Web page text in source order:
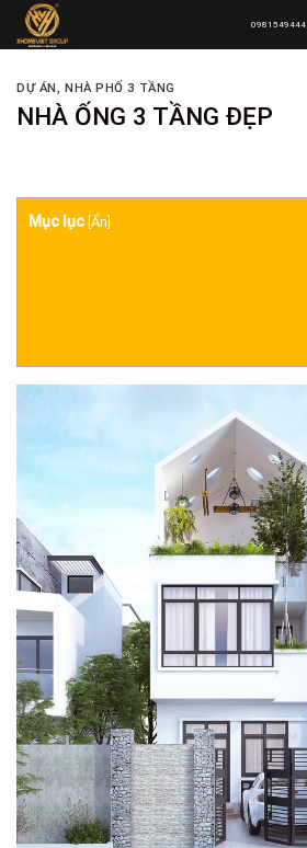
Skip
0981549444
DỰ ÁN, NHÀ PHỐ 3 TẦNG
NHÀ ỐNG 3 TẦNG ĐẸP
Mục lục Ẩn